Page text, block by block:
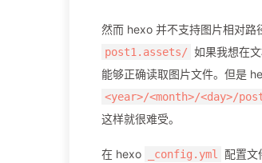
然而 hexo 并不支持图片相对路
post1.assets/ 如果我想在
能够正确读取图片文件。但是
<year>/<month>/<day>/
这样就很难受。
在 hexo _config.yml 配置文